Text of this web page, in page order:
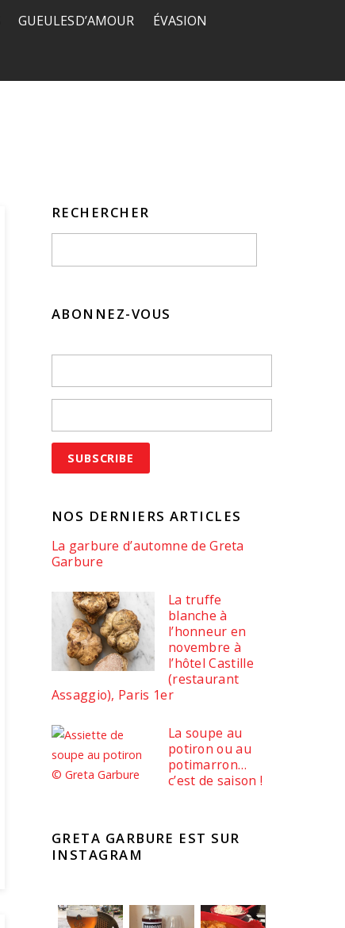
GUEULES D’AMOUR ÉVASION
RECHERCHER
ABONNEZ-VOUS
NOS DERNIERS ARTICLES
La garbure d’automne de Greta
Garbure
La truffe
blanche à
l’honneur en
novembre à
l’hôtel Castille
(restaurant
Assaggio), Paris 1er
La soupe au
potiron ou au
potimarron…
c’est de saison !
GRETA GARBURE EST SUR
INSTAGRAM